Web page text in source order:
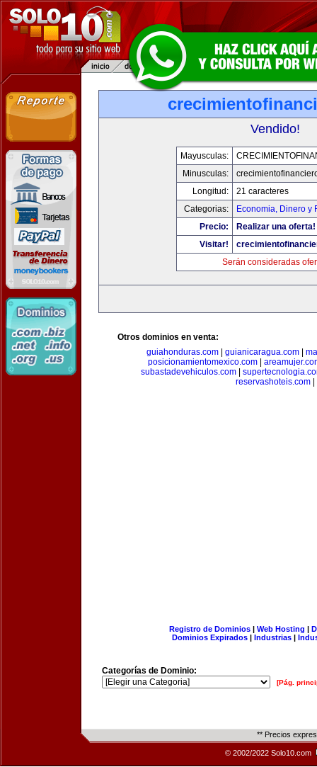
Vendido!
Mayusculas:
Minusculas:
Longitud:
21 caracteres
Categorias:
Economia, Dinero y
Precio:
Realizar una oferta!
Visitar!
Serán consideradas
Otros dominios en venta:
guiahonduras.com| guianicaragua.com|
posicionamientomexico.com
subastadevehiculos.com
reservashoteis.com
Registro de Dominios| Web Hosting |
Dominios Expirados | Industrias |
Categorías de Dominio:
[Pág.
** Precios
© 2002/2022 Solo10.com